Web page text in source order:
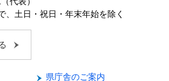
、土日・祝日・年末年始を除く
県庁舎のご案内